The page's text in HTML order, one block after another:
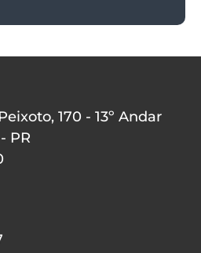
170 - 13º Andar
PR